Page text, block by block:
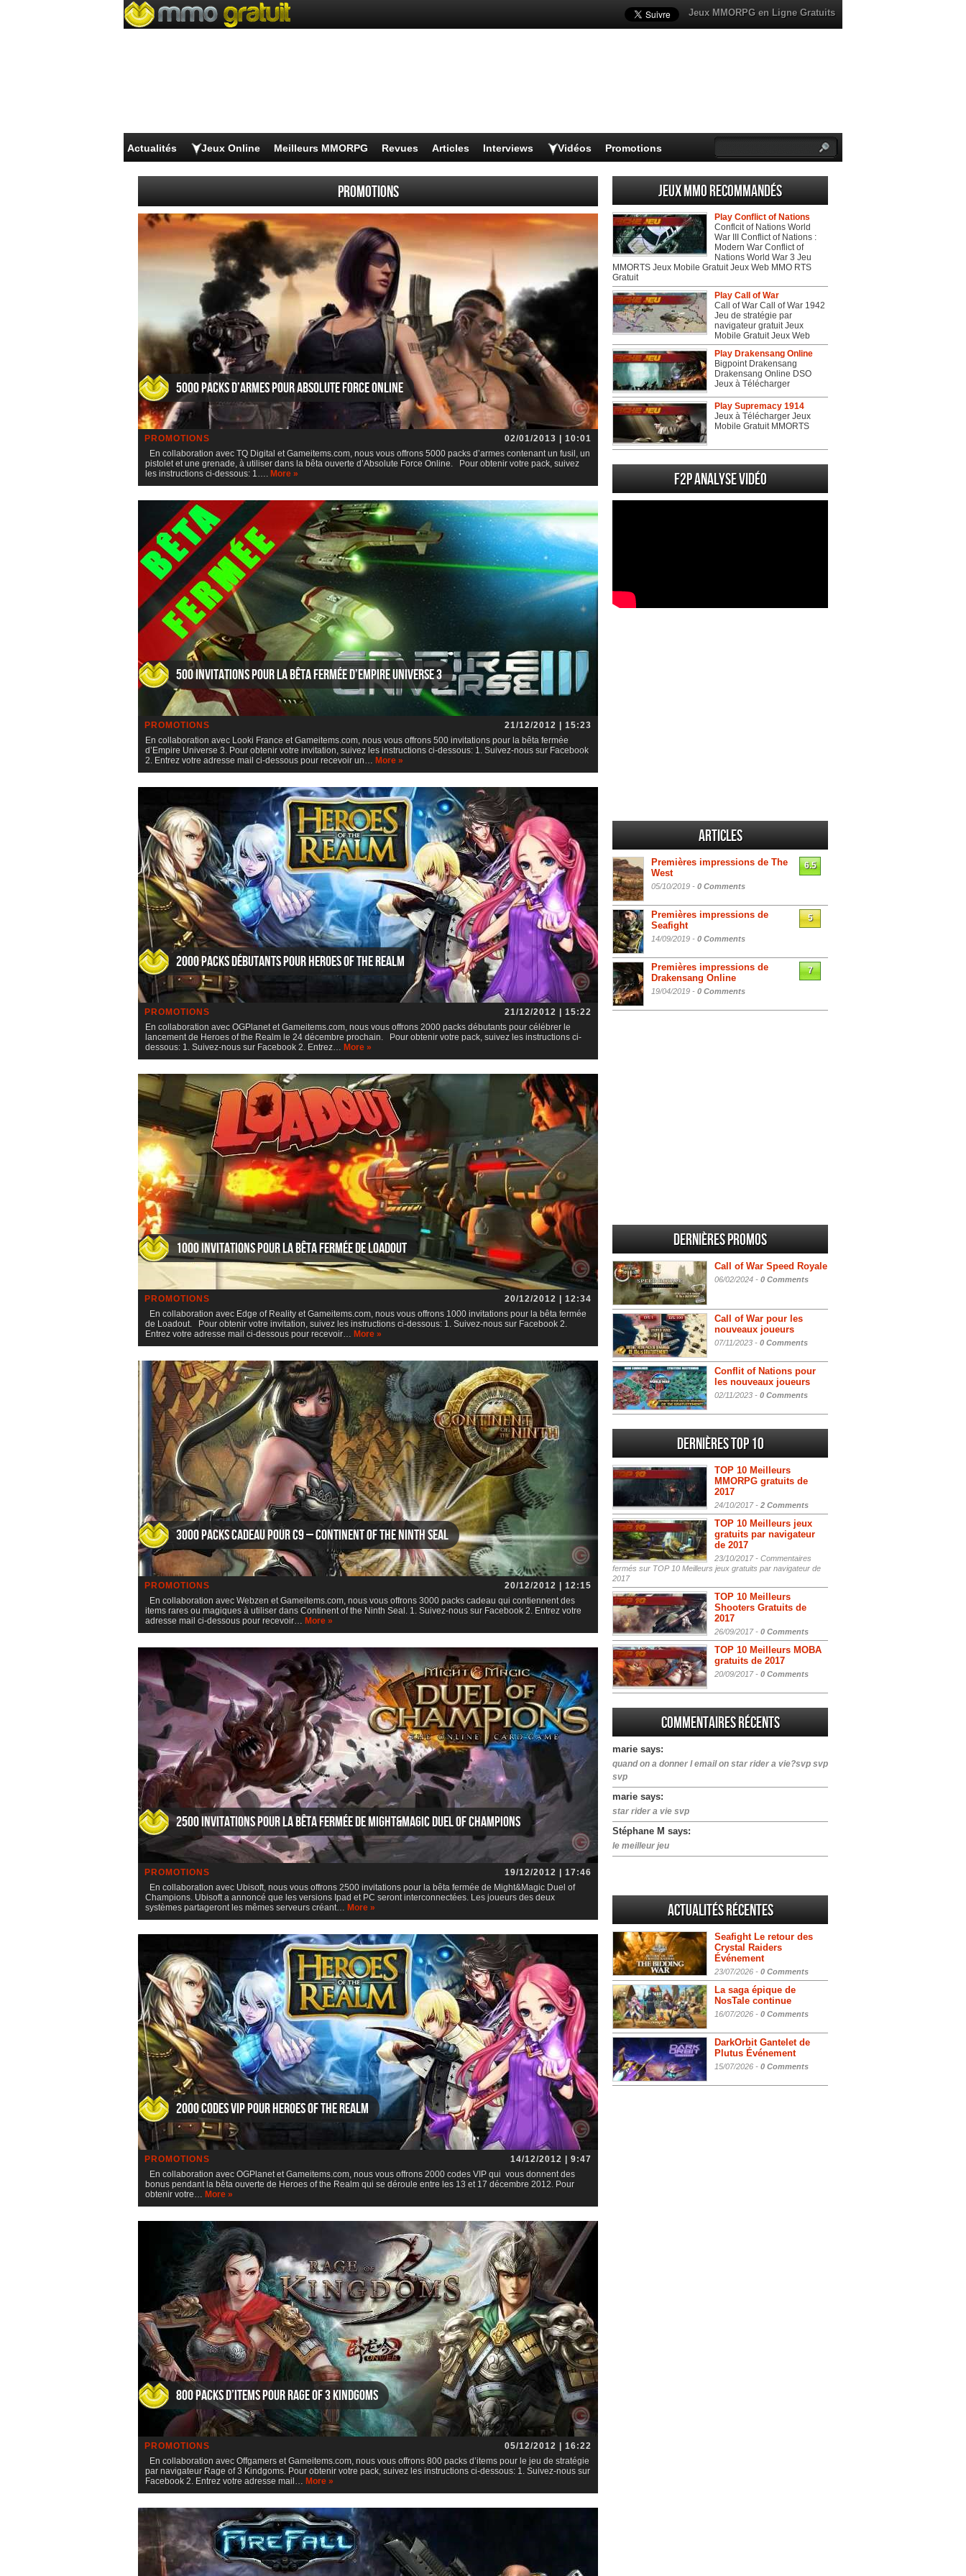
Jeux MMORPG en Ligne Gratuits
Actualités Jeux Online Meilleurs MMORPG Revues Articles Interviews Vidéos Promotions
Promotions
5000 packs d’armes pour Absolute Force Online
PROMOTIONS
02/01/2013 | 10:01
En collaboration avec TQ Digital et Gameitems.com, nous vous offrons 5000 packs d’armes contenant un fusil, un
pistolet et une grenade, à utiliser dans la bêta ouverte d’Absolute Force Online. Pour obtenir votre pack, suivez
les instructions ci-dessous: 1…. More »
500 invitations pour la bêta fermée d’Empire Universe 3
PROMOTIONS
21/12/2012 | 15:23
En collaboration avec Looki France et Gameitems.com, nous vous offrons 500 invitations pour la bêta fermée
d’Empire Universe 3. Pour obtenir votre invitation, suivez les instructions ci-dessous: 1. Suivez-nous sur Facebook
2. Entrez votre adresse mail ci-dessous pour recevoir un… More »
2000 packs débutants pour Heroes of the Realm
PROMOTIONS
21/12/2012 | 15:22
En collaboration avec OGPlanet et Gameitems.com, nous vous offrons 2000 packs débutants pour célébrer le
lancement de Heroes of the Realm le 24 décembre prochain. Pour obtenir votre pack, suivez les instructions ci-
dessous: 1. Suivez-nous sur Facebook 2. Entrez… More »
1000 invitations pour la bêta fermée de Loadout
PROMOTIONS
20/12/2012 | 12:34
En collaboration avec Edge of Reality et Gameitems.com, nous vous offrons 1000 invitations pour la bêta fermée
de Loadout. Pour obtenir votre invitation, suivez les instructions ci-dessous: 1. Suivez-nous sur Facebook 2.
Entrez votre adresse mail ci-dessous pour recevoir… More »
3000 packs cadeau pour C9 – Continent of the Ninth Seal
PROMOTIONS
20/12/2012 | 12:15
En collaboration avec Webzen et Gameitems.com, nous vous offrons 3000 packs cadeau qui contiennent des
items rares ou magiques à utiliser dans Continent of the Ninth Seal. 1. Suivez-nous sur Facebook 2. Entrez votre
adresse mail ci-dessous pour recevoir… More »
2500 invitations pour la bêta fermée de Might&Magic Duel of Champions
PROMOTIONS
19/12/2012 | 17:46
En collaboration avec Ubisoft, nous vous offrons 2500 invitations pour la bêta fermée de Might&Magic Duel of
Champions. Ubisoft a annoncé que les versions Ipad et PC seront interconnectées. Les joueurs des deux
systèmes partageront les mêmes serveurs créant… More »
2000 codes VIP pour Heroes of the Realm
PROMOTIONS
14/12/2012 | 9:47
En collaboration avec OGPlanet et Gameitems.com, nous vous offrons 2000 codes VIP qui vous donnent des
bonus pendant la bêta ouverte de Heroes of the Realm qui se déroule entre les 13 et 17 décembre 2012. Pour
obtenir votre… More »
800 packs d’items pour Rage of 3 Kindgoms
PROMOTIONS
05/12/2012 | 16:22
En collaboration avec Offgamers et Gameitems.com, nous vous offrons 800 packs d’items pour le jeu de stratégie
par navigateur Rage of 3 Kindgoms. Pour obtenir votre pack, suivez les instructions ci-dessous: 1. Suivez-nous sur
Facebook 2. Entrez votre adresse mail… More »
Jeux MMO recommandés
Play Conflict of Nations
Conflcit of Nations World
War III Conflict of Nations :
Modern War Conflict of
Nations World War 3 Jeu
MMORTS Jeux Mobile Gratuit Jeux Web MMO RTS
Gratuit
Play Call of War
Call of War Call of War 1942
Jeu de stratégie par
navigateur gratuit Jeux
Mobile Gratuit Jeux Web
Play Drakensang Online
Bigpoint Drakensang
Drakensang Online DSO
Jeux à Télécharger
Play Supremacy 1914
Jeux à Télécharger Jeux
Mobile Gratuit MMORTS
F2P Analyse vidéo
Articles
Premières impressions de The
West
05/10/2019 - 0 Comments
6.5
Premières impressions de
Seafight
14/09/2019 - 0 Comments
5
Premières impressions de
Drakensang Online
19/04/2019 - 0 Comments
7
Dernières promos
Call of War Speed Royale
06/02/2024 - 0 Comments
Call of War pour les
nouveaux joueurs
07/11/2023 - 0 Comments
Conflit of Nations pour
les nouveaux joueurs
02/11/2023 - 0 Comments
Dernières Top 10
TOP 10 Meilleurs
MMORPG gratuits de
2017
24/10/2017 - 2 Comments
TOP 10 Meilleurs jeux
gratuits par navigateur
de 2017
23/10/2017 - Commentaires
fermés sur TOP 10 Meilleurs jeux gratuits par navigateur de
2017
TOP 10 Meilleurs
Shooters Gratuits de
2017
26/09/2017 - 0 Comments
TOP 10 Meilleurs MOBA
gratuits de 2017
20/09/2017 - 0 Comments
Commentaires récents
marie says:
quand on a donner l email on star rider a vie?svp svp
svp
marie says:
star rider a vie svp
Stéphane M says:
le meilleur jeu
Actualités Récentes
Seafight Le retour des
Crystal Raiders
Événement
23/07/2026 - 0 Comments
La saga épique de
NosTale continue
16/07/2026 - 0 Comments
DarkOrbit Gantelet de
Plutus Événement
15/07/2026 - 0 Comments